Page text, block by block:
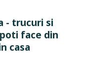
- trucuri si
face din
casa